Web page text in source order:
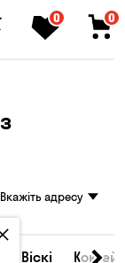
0 0
Вкажіть адресу
Віскі